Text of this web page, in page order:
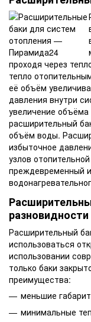
проходя через
тепло
её объём
давления внутри
увеличение
расширительный
объём воды.
избыточное
узлов
преждевременный
разновидности
Расширительный
использоваться
использовании
только баки
преимущества:
меньшие
минимальные